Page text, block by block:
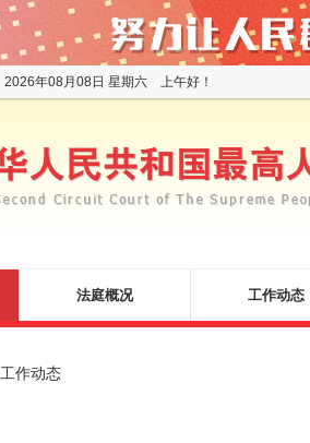
2026年08月08日 星期六 上午好！
法庭概况 工作动态
工作动态